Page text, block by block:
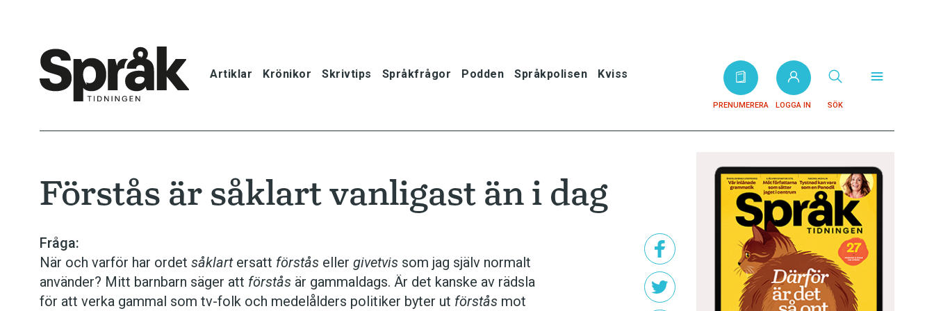
Artiklar Krönikor Skrivtips Språkfrågor Podden Språkpolisen Kviss
PRENUMERERA LOGGA IN SÖK
Krönikor
Skrivtips
Bokrecensioner
Förstås är såklart vanligast än i dag
Fråga:
När och varför har ordet såklartersatt förstås eller givetvis som jag själv normalt
använder? Mitt barnbarn säger att förstås är gammaldags. Är det kanske av rädsla
för att verka gammal som tv-folk och medelålders politiker byter ut förstås mot